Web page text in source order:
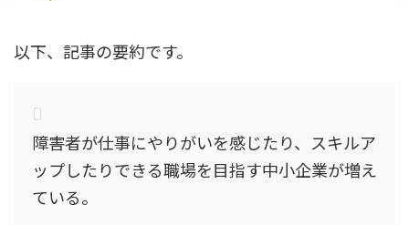
以下、記事の要約です。
障害者が仕事にやりがいを感じたり、スキルア
ップしたりできる職場を目指す中小企業が増え
ている。